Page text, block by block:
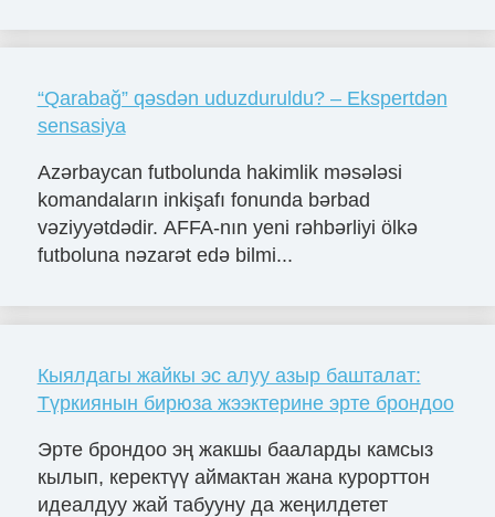
“Qarabağ” qəsdən uduzduruldu? – Ekspertdən
sensasiya
Azərbaycan futbolunda hakimlik məsələsi
komandaların inkişafı fonunda bərbad
vəziyyətdədir. AFFA-nın yeni rəhbərliyi ölkə
futboluna nəzarət edə bilmi...
Кыялдагы жайкы эс алуу азыр башталат:
Түркиянын бирюза жээктерине эрте брондоо
Эрте брондоо эң жакшы бааларды камсыз
кылып, керектүү аймактан жана курорттон
идеалдуу жай табууну да жеңилдетет